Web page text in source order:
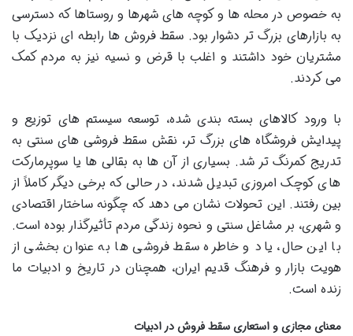
به خصوص در محله ها و کوچه های شهرها و روستاها که دسترسی
به بازارهای بزرگ تر دشوار بود. سقط فروش ها رابطه ای نزدیک با
مشتریان خود داشتند و اغلب با قرض و نسیه نیز به مردم کمک
می کردند.
با ورود کالاهای بسته بندی شده، توسعه سیستم های توزیع و
پیدایش فروشگاه های بزرگ تر، نقش سقط فروشی های سنتی به
تدریج کمرنگ تر شد. بسیاری از آن ها به بقالی ها یا سوپرمارکت
های کوچک امروزی تبدیل شدند، در حالی که برخی دیگر کاملاً از
بین رفتند. این تحولات نشان می دهد که چگونه ساختار اقتصادی
و شهری، بر مشاغل سنتی و نحوه زندگی مردم تأثیرگذار بوده است.
با این حال، یاد و خاطره سقط فروشی ها به عنوان بخشی از
هویت بازار و فرهنگ قدیم ایران، همچنان در تاریخ و ادبیات ما
زنده است.
معنای مجازی و استعاری سقط فروش در ادبیات